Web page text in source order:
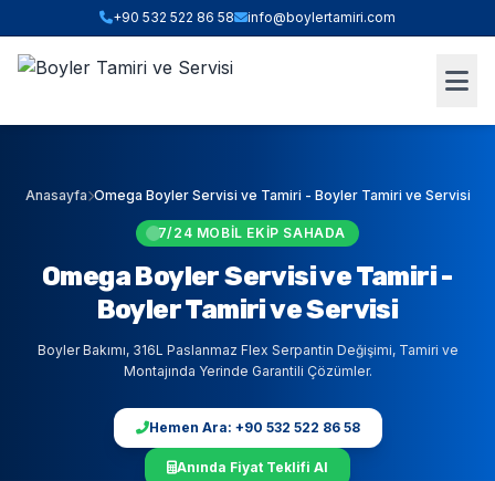
+90 532 522 86 58 info@boylertamiri.com
Anasayfa Omega Boyler Servisi ve Tamiri - Boyler Tamiri ve Servisi
7/24 MOBIL EKIP SAHADA
Omega Boyler Servisi ve Tamiri -
Boyler Tamiri ve Servisi
Boyler Bakımı, 316L Paslanmaz Flex Serpantin Değişimi, Tamiri ve
Montajında Yerinde Garantili Çözümler.
Hemen Ara: +90 532 522 86 58
Anında Fiyat Teklifi Al
ANINDA FIYAT HESABI
3. BULUNDUĞUNUZ İLÇE (İSTANBUL)
WHATSAPP İLE TEKLİF AL